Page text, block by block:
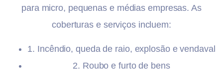
para micro, pequenas e médias empresas. As
coberturas e serviços incluem:
1. Incêndio, queda de raio, explosão e vendaval
2. Roubo e furto de bens